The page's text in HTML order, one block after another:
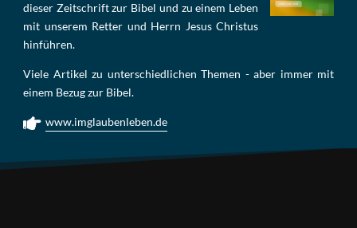
die­ser Zeit­schrift zur Bi­bel und zu ei­nem Le­ben
mit un­se­rem Ret­ter und Herrn Je­sus Chris­tus
hin­füh­ren.
Viele Artikel zu unterschiedlichen Themen - aber immer mit
einem Bezug zur Bibel.
www.imglaubenleben.de